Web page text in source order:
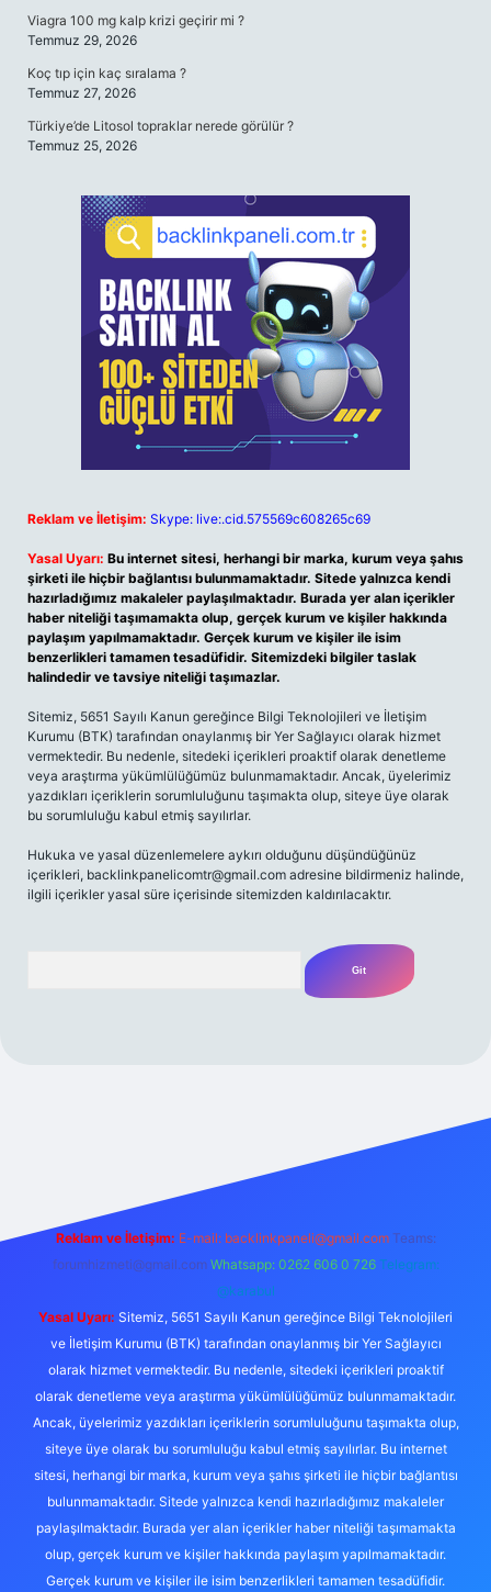
Viagra 100 mg kalp krizi geçirir mi ?
Temmuz 29, 2026
Koç tıp için kaç sıralama ?
Temmuz 27, 2026
Türkiye’de Litosol topraklar nerede görülür ?
Temmuz 25, 2026
Reklam ve İletişim: Skype: live:.cid.575569c608265c69
Yasal Uyarı: Bu internet sitesi, herhangi bir marka, kurum veya şahıs
şirketi ile hiçbir bağlantısı bulunmamaktadır. Sitede yalnızca kendi
hazırladığımız makaleler paylaşılmaktadır. Burada yer alan içerikler
haber niteliği taşımamakta olup, gerçek kurum ve kişiler hakkında
paylaşım yapılmamaktadır. Gerçek kurum ve kişiler ile isim
benzerlikleri tamamen tesadüfidir. Sitemizdeki bilgiler taslak
halindedir ve tavsiye niteliği taşımazlar.
Sitemiz, 5651 Sayılı Kanun gereğince Bilgi Teknolojileri ve İletişim
Kurumu (BTK) tarafından onaylanmış bir Yer Sağlayıcı olarak hizmet
vermektedir. Bu nedenle, sitedeki içerikleri proaktif olarak denetleme
veya araştırma yükümlülüğümüz bulunmamaktadır. Ancak, üyelerimiz
yazdıkları içeriklerin sorumluluğunu taşımakta olup, siteye üye olarak
bu sorumluluğu kabul etmiş sayılırlar.
Hukuka ve yasal düzenlemelere aykırı olduğunu düşündüğünüz
içerikleri, backlinkpanelicomtr@gmail.com adresine bildirmeniz halinde,
ilgili içerikler yasal süre içerisinde sitemizden kaldırılacaktır.
Reklam ve İletişim: E-mail: backlinkpaneli@gmail.com Teams:
forumhizmeti@gmail.com Whatsapp: 0262 606 0 726 Telegram:
@karabul
Yasal Uyarı: Sitemiz, 5651 Sayılı Kanun gereğince Bilgi Teknolojileri
ve İletişim Kurumu (BTK) tarafından onaylanmış bir Yer Sağlayıcı
olarak hizmet vermektedir. Bu nedenle, sitedeki içerikleri proaktif
olarak denetleme veya araştırma yükümlülüğümüz bulunmamaktadır.
Ancak, üyelerimiz yazdıkları içeriklerin sorumluluğunu taşımakta olup,
siteye üye olarak bu sorumluluğu kabul etmiş sayılırlar. Bu internet
sitesi, herhangi bir marka, kurum veya şahıs şirketi ile hiçbir bağlantısı
bulunmamaktadır. Sitede yalnızca kendi hazırladığımız makaleler
paylaşılmaktadır. Burada yer alan içerikler haber niteliği taşımamakta
olup, gerçek kurum ve kişiler hakkında paylaşım yapılmamaktadır.
Gerçek kurum ve kişiler ile isim benzerlikleri tamamen tesadüfidir.